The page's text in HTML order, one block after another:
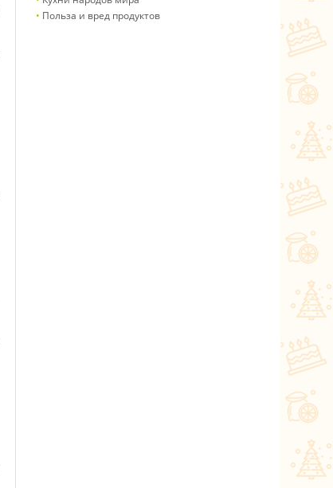
Польза и вред продуктов